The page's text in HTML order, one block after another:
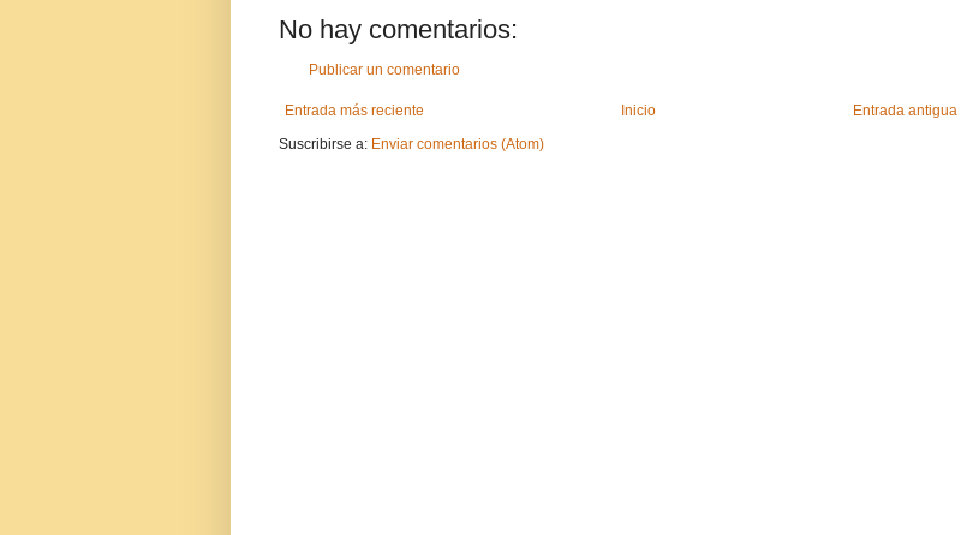
No hay comentarios:
Publicar un comentario
Entrada más reciente Entrada antigua
Inicio
Suscribirse a: Enviar comentarios (Atom)